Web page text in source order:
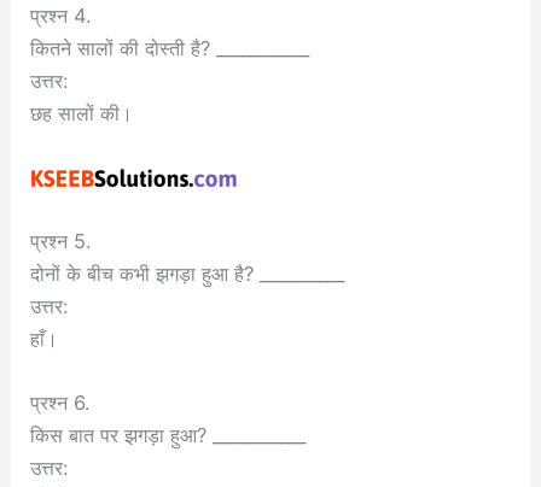
प्रश्न 4.
कितने सालों की दोस्ती है? ___________
उत्तर:
छह सालों की।
प्रश्न 5.
दोनों के बीच कभी झगड़ा हुआ है? __________
उत्तर:
हाँ।
प्रश्न 6.
किस बात पर झगड़ा हुआ? ___________
उत्तर: